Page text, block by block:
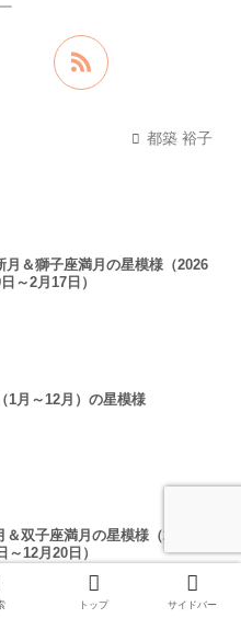
都築 裕子
月＆獅子座満月の星模様（2026
～2月17日）
1月～12月）の星模様
＆双子座満月の星模様（2025年
～12月20日）
トップ サイドバー